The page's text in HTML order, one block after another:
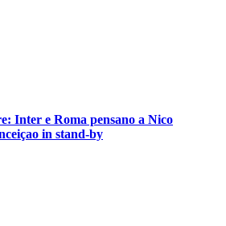
Inter e Roma pensano a Nico
in stand-by